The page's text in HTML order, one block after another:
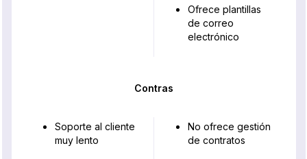
Ofrece plantillas
de correo
electrónico
Contras
Soporte al cliente
muy lento
No ofrece gestión
de contratos